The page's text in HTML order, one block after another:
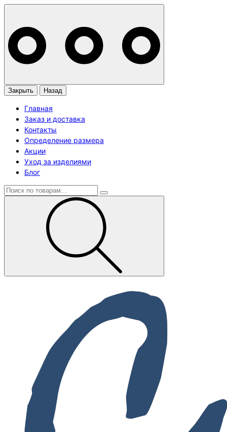
Закрыть Назад
Главная
Заказ и доставка
Контакты
Определение размера
Акции
Уход за изделиями
Блог